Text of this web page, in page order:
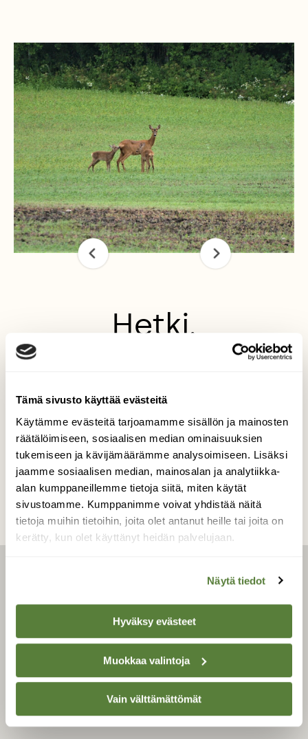
Tämä sivusto käyttää evästeitä
Käytämme evästeitä tarjoamamme sisällön ja mainosten
räätälöimiseen, sosiaalisen median ominaisuuksien
tukemiseen ja kävijämäärämme analysoimiseen. Lisäksi
jaamme sosiaalisen median, mainosalan ja analytiikka-
alan kumppaneillemme tietoja siitä, miten käytät
sivustoamme. Kumppanimme voivat yhdistää näitä
tietoja muihin tietoihin, joita olet antanut heille tai joita on
kerätty, kun olet käyttänyt heidän palvelujaan.
Näytä tiedot
Hyväksy evästeet
Muokkaa valintoja
Vain välttämättömät
Hetki.
Kesäkuisena hieman sateisena aamuna
Kuvaaja: seppo loikkanen
Kilpailun etusivulle
LEHTI
Uusin lehti
Tilaa Suomen Luonto
Tilaa digilukuoikeus
Äänestä parasta juttua
Tilaa uutiskirje